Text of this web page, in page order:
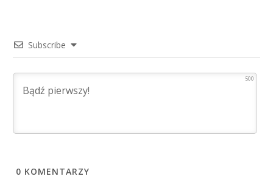
Subscribe
500
0 KOMENTARZY